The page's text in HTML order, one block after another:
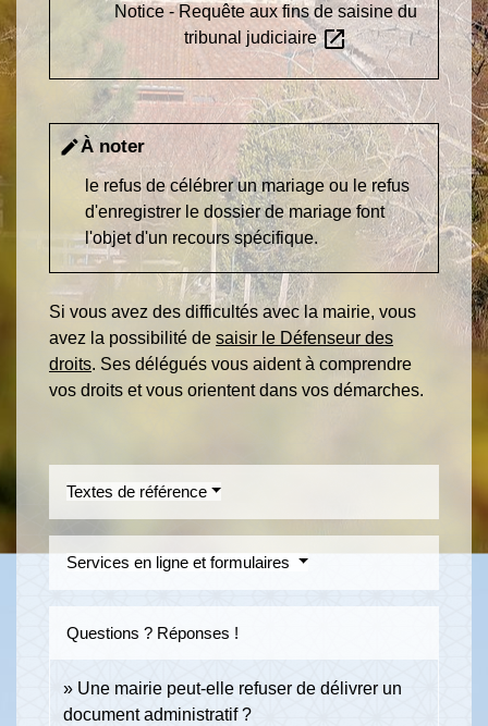
Notice - Requête aux fins de saisine du
tribunal judiciaireopen_in_new
editÀ noter
le refus de célébrer un mariage ou le refus
d'enregistrer le dossier de mariage font
l'objet d'un recours spécifique.
Si vous avez des difficultés avec la mairie, vous
avez la possibilité de saisir le Défenseur des
droits. Ses délégués vous aident à comprendre
vos droits et vous orientent dans vos démarches.
Textes de référence
Services en ligne et formulaires
Questions ? Réponses !
Une mairie peut-elle refuser de délivrer un
document administratif ?